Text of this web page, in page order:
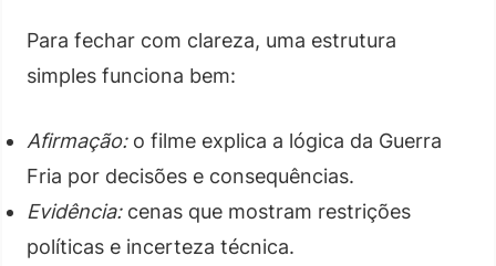
Para fechar com clareza, uma estrutura
simples funciona bem:
Afirmação:o filme explica a lógica da Guerra
Fria por decisões e consequências.
Evidência:cenas que mostram restrições
políticas e incerteza técnica.